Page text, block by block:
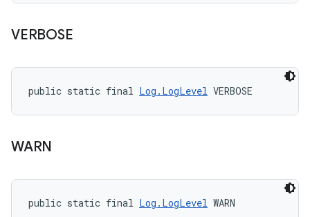
VERBOSE
public static final Log.LogLevel VERBOSE
WARN
public static final Log.LogLevel WARN